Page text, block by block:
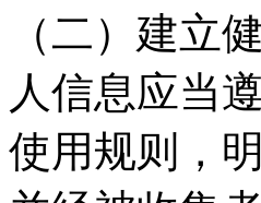
（二）建立
人信息应当
使用规则，